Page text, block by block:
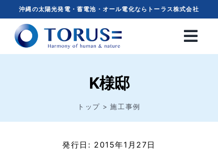
content
沖縄の太陽光発電・蓄電池・オール電化ならトーラス株式会社
K様邸
トップ 施工事例
発行日: 2015年1月27日